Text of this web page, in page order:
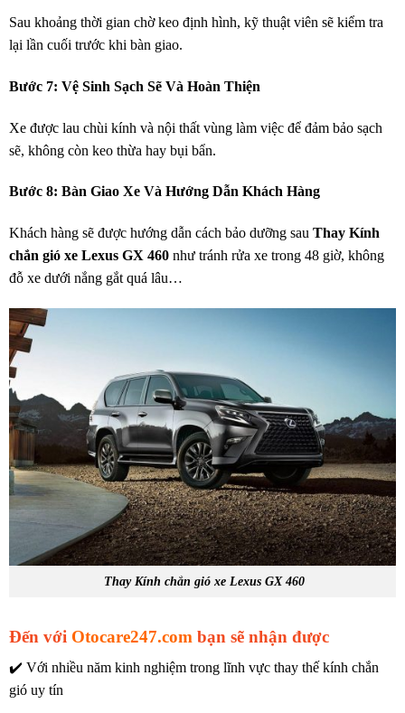
Sau khoảng thời gian chờ keo định hình, kỹ thuật viên sẽ kiểm tra
lại lần cuối trước khi bàn giao.
Bước 7: Vệ Sinh Sạch Sẽ Và Hoàn Thiện
Xe được lau chùi kính và nội thất vùng làm việc để đảm bảo sạch
sẽ, không còn keo thừa hay bụi bẩn.
Bước 8: Bàn Giao Xe Và Hướng Dẫn Khách Hàng
Khách hàng sẽ được hướng dẫn cách bảo dưỡng sau Thay Kính
chắn gió xe Lexus GX 460 như tránh rửa xe trong 48 giờ, không
đỗ xe dưới nắng gắt quá lâu…
Thay Kính chắn gió xe Lexus GX 460
Đến với Otocare247.com bạn sẽ nhận được
✔️ Với nhiều năm kinh nghiệm trong lĩnh vực thay thế kính chắn
gió uy tín